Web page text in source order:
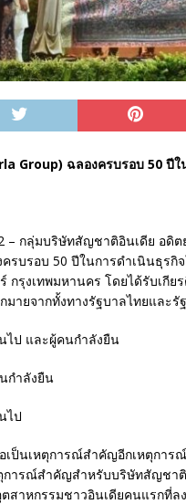
Group) ฉลองครบรอบ 50 ปีใ
– กลุ่มบริษัทสัญชาติอินเดีย อดิ
รบรอบ 50 ปีในการดำเนินธุรกิ
กรุงเทพมหานคร โดยได้รับเกี
มายจากทั้งทางรัฐบาลไทยและรั
เป็นเหตุการณ์สำคัญอีกเหตุกา
การณ์สำคัญสำหรับบริษัทสัญชา
สาหกรรมชาวอินเดียคนแรกที่